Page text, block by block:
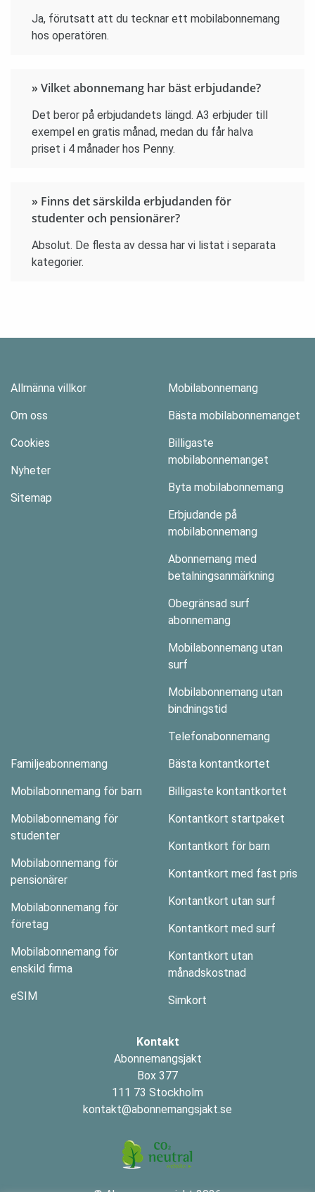
Ja, förutsatt att du tecknar ett mobilabonnemang
hos operatören.
» Vilket abonnemang har bäst erbjudande?
Det beror på erbjudandets längd. A3 erbjuder till
exempel en gratis månad, medan du får halva
priset i 4 månader hos Penny.
» Finns det särskilda erbjudanden för
studenter och pensionärer?
Absolut. De flesta av dessa har vi listat i separata
kategorier.
Allmänna villkor
Om oss
Cookies
Nyheter
Sitemap
Mobilabonnemang
Bästa mobilabonnemanget
Billigaste
mobilabonnemanget
Byta mobilabonnemang
Erbjudande på
mobilabonnemang
Abonnemang med
betalningsanmärkning
Obegränsad surf
abonnemang
Mobilabonnemang utan
surf
Mobilabonnemang utan
bindningstid
Telefonabonnemang
Familjeabonnemang
Mobilabonnemang för barn
Mobilabonnemang för
studenter
Mobilabonnemang för
pensionärer
Mobilabonnemang för
företag
Mobilabonnemang för
enskild firma
eSIM
Bästa kontantkortet
Billigaste kontantkortet
Kontantkort startpaket
Kontantkort för barn
Kontantkort med fast pris
Kontantkort utan surf
Kontantkort med surf
Kontantkort utan
månadskostnad
Simkort
Kontakt
Abonnemangsjakt
Box 377
111 73 Stockholm
kontakt@abonnemangsjakt.se